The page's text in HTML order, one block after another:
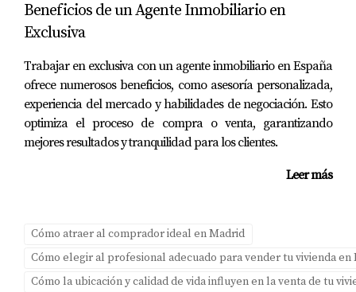
inmobiliarias reconocidas y optimizar los anuncios para
una venta rápida o una propiedad estancada en el
mercado.
CONCLUSIÓN
En resumen, aunque dos pisos puedan parecer similares
estratégica, una presentación cuidada, reformas
inteligentes y un marketing digital premium son
elementos clave que pueden hacer toda la diferencia. Si
Beneficios de un Agente Inmobiliario en
Exclusiva
Trabajar en exclusiva con un agente inmobiliario en España
ofrece numerosos beneficios, como asesoría personalizada,
experiencia del mercado y habilidades de negociación. Esto
optimiza el proceso de compra o venta, garantizando
mejores resultados y tranquilidad para los clientes.
Leer más
Cómo atraer al comprador ideal en Madrid
Cómo elegir al profesional adecuado para vender tu vivienda en
Cómo la ubicación y calidad de vida influyen en la venta de tu